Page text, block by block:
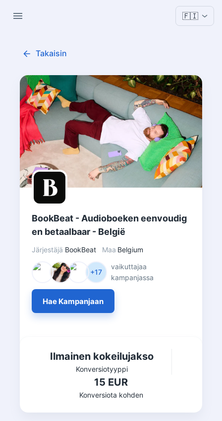
🇫🇮
Takaisin
BookBeat - Audioboeken eenvoudig
en betaalbaar - België
Järjestäjä BookBeat Maa Belgium
+17
vaikuttajaa
kampanjassa
Hae Kampanjaan
Ilmainen kokeilujakso
Konversiotyyppi
15 EUR
Konversiota kohden